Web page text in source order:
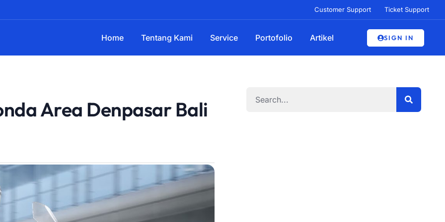
Customer Support Ticket Support
Home Tentang Kami Service Portofolio Artikel SIGN IN
Area Denpasar Bali